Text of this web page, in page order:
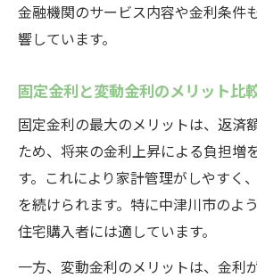
金融機関のサービス内容や金利条件
響しています。
固定金利と変動金利のメリット比
固定金利の最大のメリットは、返済
ため、将来の金利上昇による負担増
す。これにより家計管理がしやすく
を続けられます。特に中津川市のよ
住宅購入者には適しています。
一方、変動金利のメリットは、金利